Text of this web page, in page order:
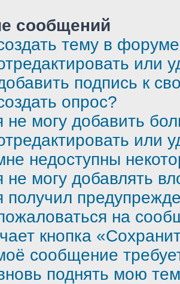
сообщений
тему в
или
подпись к
опрос?
не могу добавить
или
недоступны
не могу добавлять
получил
на
кнопка
сообщение
поднять мою